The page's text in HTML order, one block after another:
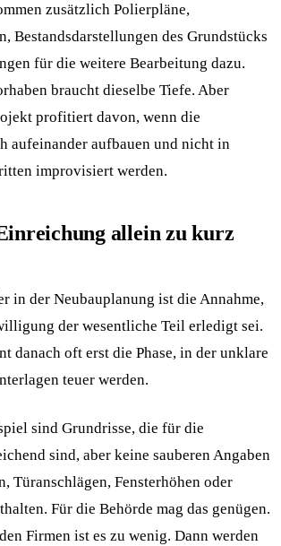
zusätzlich Polierpläne,
Bestandsdarstellungen des Grundstücks
für die weitere Bearbeitung dazu.
braucht dieselbe Tiefe. Aber
profitiert davon, wenn die
aufeinander aufbauen und nicht in
improvisiert werden.
allein zu kurz
in der Neubauplanung ist die Annahme,
der wesentliche Teil erledigt sei.
danach oft erst die Phase, in der unklare
teuer werden.
sind Grundrisse, die für die
sind, aber keine sauberen Angaben
Türanschlägen, Fensterhöhen oder
Für die Behörde mag das genügen.
Firmen ist es zu wenig. Dann werden